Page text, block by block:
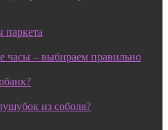
часы – выбираем правильно
из соболя?